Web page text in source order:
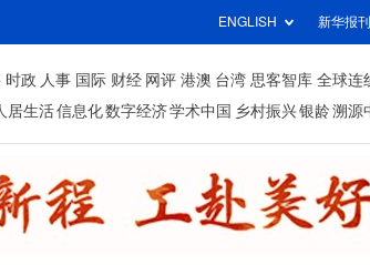
ENGLISH 新华报刊
时政 人事 国际 财经 网评 港澳 台湾 思客智库 全球连
居生活信息化数字经济学术中国 乡村振兴银龄溯源